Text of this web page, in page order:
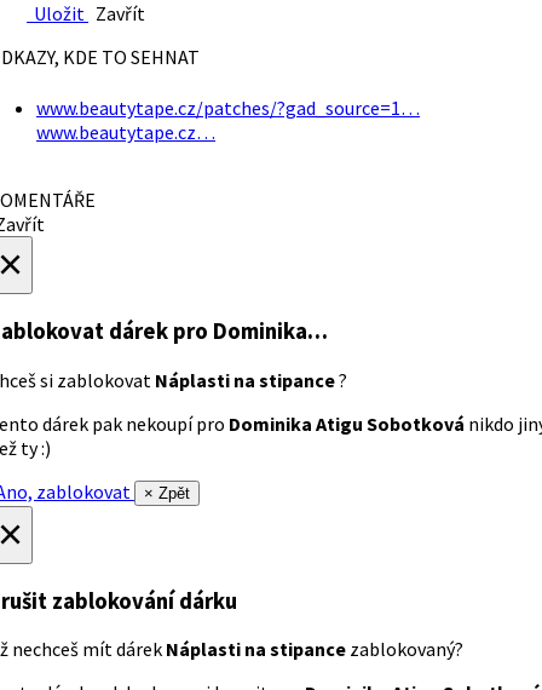
Uložit Zavřít
KDE TO SEHNAT
www.beautytape.cz/patches/?gad_source=1…
www.beautytape.cz…
dárek pro Dominika…
si zablokovat Náplasti na stipance?
dárek pak nekoupí pro Dominika Atigu Sobotková nikdo
ty :)
zablokovat
× Zpět
zablokování dárku
nechceš mít dárek Náplasti na stipance zablokovaný?